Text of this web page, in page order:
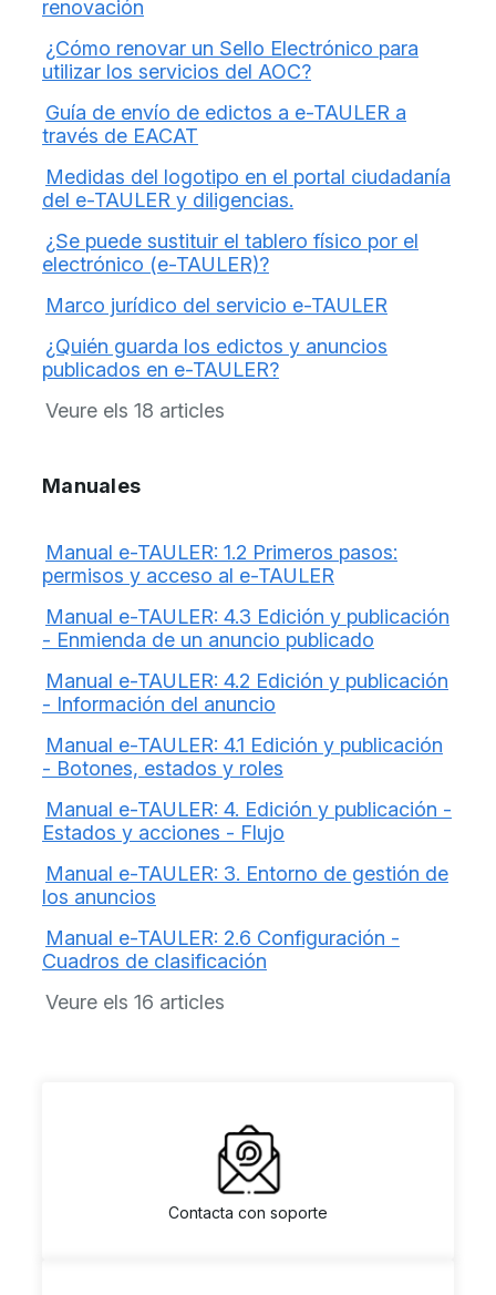
renovación
¿Cómo renovar un Sello Electrónico para
utilizar los servicios del AOC?
Guía de envío de edictos a e-TAULER a
través de EACAT
Medidas del logotipo en el portal ciudadanía
del e-TAULER y diligencias.
¿Se puede sustituir el tablero físico por el
electrónico (e-TAULER)?
Marco jurídico del servicio e-TAULER
¿Quién guarda los edictos y anuncios
publicados en e-TAULER?
Veure els 18 articles
Manuales
Manual e-TAULER: 1.2 Primeros pasos:
permisos y acceso al e-TAULER
Manual e-TAULER: 4.3 Edición y publicación
- Enmienda de un anuncio publicado
Manual e-TAULER: 4.2 Edición y publicación
- Información del anuncio
Manual e-TAULER: 4.1 Edición y publicación
- Botones, estados y roles
Manual e-TAULER: 4. Edición y publicación -
Estados y acciones - Flujo
Manual e-TAULER: 3. Entorno de gestión de
los anuncios
Manual e-TAULER: 2.6 Configuración -
Cuadros de clasificación
Veure els 16 articles
Contacta con soporte